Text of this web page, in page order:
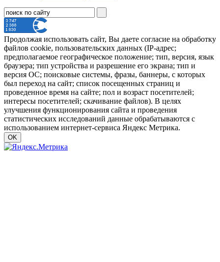
Продолжая использовать сайт, Вы даете согласие на обработку
файлов cookie, пользовательских данных (IP-адрес;
предполагаемое географическое положение; тип, версия, язык
браузера; тип устройства и разрешение его экрана; тип и
версия ОС; поисковые системы, фразы, баннеры, с которых
был переход на сайт; список посещенных страниц и
проведенное время на сайте; пол и возраст посетителей;
интересы посетителей; скачивание файлов). В целях
улучшения функционирования сайта и проведения
статистических исследований данные обрабатываются с
использованием интернет-сервиса Яндекс Метрика.
OK